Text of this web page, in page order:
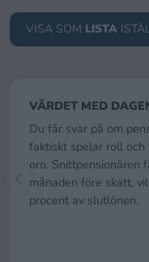
VISA SOM LISTA
VÄRDET MED
Du får svar på om
faktiskt spelar roll och
oro. Snittpensionären
månaden före skatt,
procent av slutlönen.